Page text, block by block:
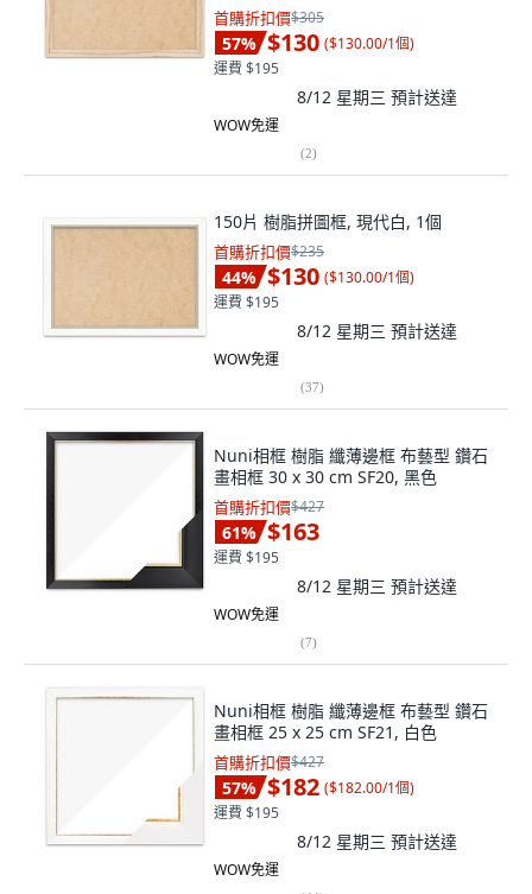
首購折扣價$305
57% $130 ($130.00/1個)
運費 $195
8/12 星期三 預計送達
WOW免運
(2)
150片 樹脂拼圖框, 現代白, 1個
首購折扣價$235
44% $130 ($130.00/1個)
運費 $195
8/12 星期三 預計送達
WOW免運
(37)
Nuni相框 樹脂 纖薄邊框 布藝型 鑽石
畫相框 30 x 30 cm SF20, 黑色
首購折扣價$427
61% $163
運費 $195
8/12 星期三 預計送達
WOW免運
(7)
Nuni相框 樹脂 纖薄邊框 布藝型 鑽石
畫相框 25 x 25 cm SF21, 白色
首購折扣價$427
57% $182 ($182.00/1個)
運費 $195
8/12 星期三 預計送達
WOW免運